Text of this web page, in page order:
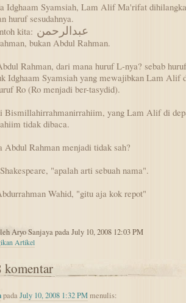
Idghaam Syamsiah, Lam Alif Ma'rifat
huruf sesudahnya.
kita: عبدالرحمن
bukan Abdul Rahman.
Rahman, dari mana huruf L-nya? sebab
Idghaam Syamsiah yang mewajibkan Lam Alif
Ro (Ro menjadi ber-tasydid).
Bismillahirrahmanirrahiim, yang Lam Alif di
tidak dibaca.
Abdul Rahman menjadi tidak sah?
"apalah arti sebuah nama".
Wahid, "gitu aja kok repot"
Aryo Sanjaya pada July 10, 2008 12:03 PM
komentar
padaJuly 10, 2008 1:32 PMmenulis: